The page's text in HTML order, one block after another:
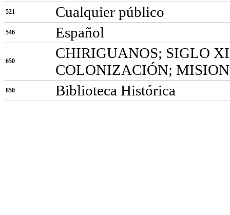
521 Cualquier público
546 Español
650
CHIRIGUANOS; SIGLO
COLONIZACIÓN;
850 Biblioteca Histórica